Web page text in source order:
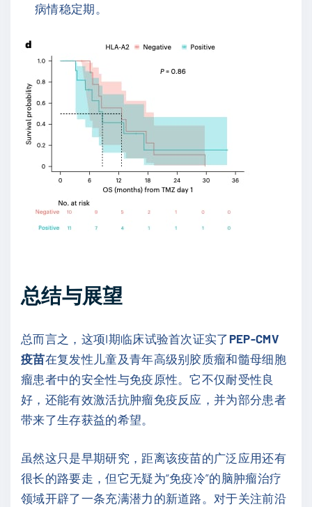
病情稳定期。
总结与展望
总而言之，这项I期临床试验首次证实了 PEP-CMV
疫苗在复发性儿童及青年高级别胶质瘤和髓母细胞
瘤患者中的安全性与免疫原性。它不仅耐受性良
好，还能有效激活抗肿瘤免疫反应，并为部分患者
带来了生存获益的希望。
虽然这只是早期研究，距离该疫苗的广泛应用还有
很长的路要走，但它无疑为“免疫冷”的脑肿瘤治疗
领域开辟了一条充满潜力的新道路。对于关注前沿